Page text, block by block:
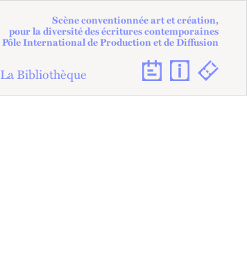
Scène conventionnée art et création,
pour la diversité des écritures contemporaines
Pôle International de Production et de Diffusion
La Bibliothèque